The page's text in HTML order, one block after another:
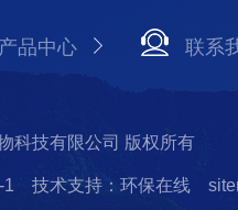
产品中心 联系
科技有限公司 版权所有
1 技术支持：环保在线